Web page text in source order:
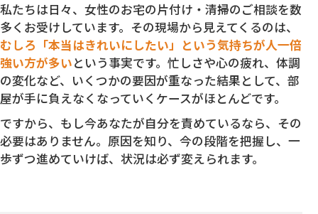
私たちは日々、女性のお宅の片付け・清掃のご相談を数
多くお受けしています。その現場から見えてくるのは、
むしろ「本当はきれいにしたい」という気持ちが人一倍
強い方が多いという事実です。忙しさや心の疲れ、体調
の変化など、いくつかの要因が重なった結果として、部
屋が手に負えなくなっていくケースがほとんどです。
ですから、もし今あなたが自分を責めているなら、その
必要はありません。原因を知り、今の段階を把握し、一
歩ずつ進めていけば、状況は必ず変えられます。